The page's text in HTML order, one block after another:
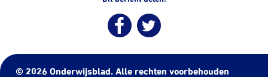
© 2026 Onderwijsblad. Alle rechten voorbehouden